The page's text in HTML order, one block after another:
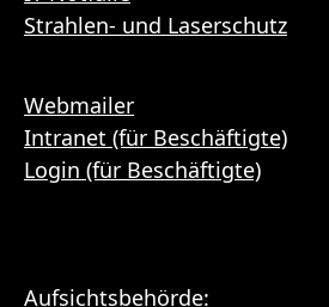
Strahlen- und Laserschutz
Webmailer
Intranet (für Beschäftigte)
Login (für Beschäftigte)
Aufsichtsbehörde: